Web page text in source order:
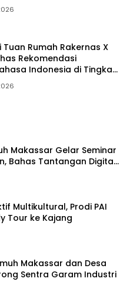
Tuan Rumah Rakernas X
Rekomendasi
Indonesia di Tingkat
Makassar Gelar Seminar
Bahas Tantangan Digital
Multikultural, Prodi PAI
Tour ke Kajang
Makassar dan Desa
Sentra Garam Industri